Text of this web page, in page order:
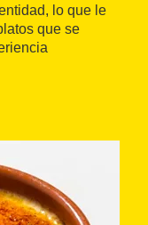
lo que le
que se